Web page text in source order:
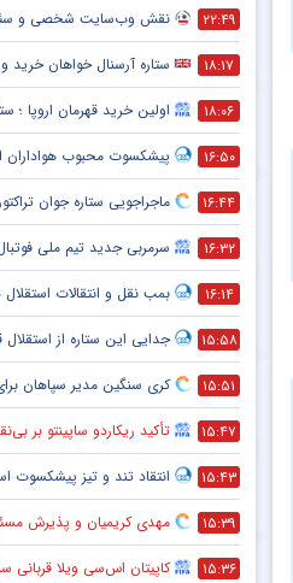
۲۲:۴۹ نقش وب‌سایت شخصی و سئو در
۱۸:۱۷ ستاره آرسنال خواهان خرید
۱۸:۰۶ اولین خرید قهرمان اروپا ؛
۱۶:۵۰ پیشکسوت محبوب هواداران استقلال
۱۶:۴۴ ماجراجویی ستاره جوان تراکتور در
۱۶:۳۲ سرمربی جدید تیم ملی
۱۶:۱۴ بمب نقل و انتقالات استقلال در
۱۵:۵۸ جدایی این ستاره از
۱۵:۵۱ کری سنگین مدیر سپاهان برای
۱۵:۴۷ تأکید ریکاردو ساپینتو بر
۱۵:۴۳ انتقاد تند و تیز پیشکسوت
۱۵:۳۹ مهدی کریمیان و پذیرش
۱۵:۳۶ کاپیتان اس‌سی ویلا قربانی